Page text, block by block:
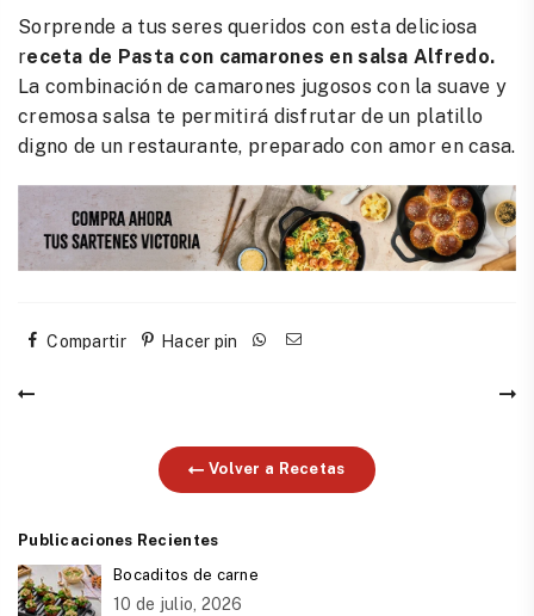
Sorprende a tus seres queridos con esta deliciosa
receta de Pasta con camarones en salsa Alfredo.
La combinación de camarones jugosos con la suave y
cremosa salsa te permitirá disfrutar de un platillo
digno de un restaurante, preparado con amor en casa.
Compartir Hacer pin
Volver a Recetas
Publicaciones Recientes
Bocaditos de carne
10 de julio, 2026